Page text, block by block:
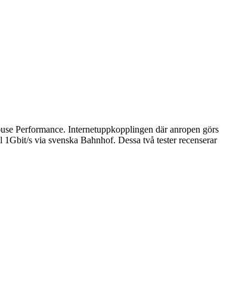
Performance. Internet­uppkopplingen där anropen görs
s via svenska Bahnhof. Dessa två tester recenserar